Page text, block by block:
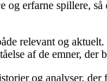
og erfarne spillere,
relevant og
af de emner, der
og analyser,